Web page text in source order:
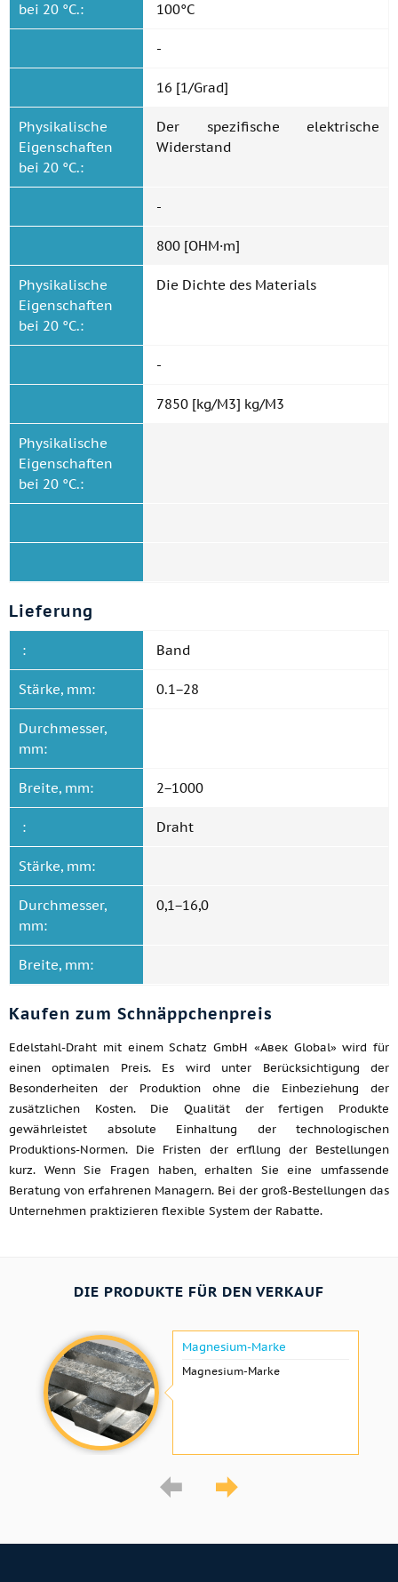
bei 20 °C.:
100°C
-
16 [1/Grad]
Physikalische
Eigenschaften
bei 20 °C.:
Der spezifische elektrische
Widerstand
-
800 [OHM·m]
Physikalische
Eigenschaften
bei 20 °C.:
Die Dichte des Materials
-
7850 [kg/M3] kg/M3
Physikalische
Eigenschaften
bei 20 °C.:
Lieferung
: Band
Stärke, mm: 0.1−28
Durchmesser,
mm:
Breite, mm: 2−1000
: Draht
Stärke, mm:
Durchmesser,
mm:
0,1−16,0
Breite, mm:
Kaufen zum Schnäppchenpreis
Edelstahl-Draht mit einem Schatz GmbH «Авек Global» wird für
einen optimalen Preis. Es wird unter Berücksichtigung der
Besonderheiten der Produktion ohne die Einbeziehung der
zusätzlichen Kosten. Die Qualität der fertigen Produkte
gewährleistet absolute Einhaltung der technologischen
Produktions-Normen. Die Fristen der erfllung der Bestellungen
kurz. Wenn Sie Fragen haben, erhalten Sie eine umfassende
Beratung von erfahrenen Managern. Bei der groß-Bestellungen das
Unternehmen praktizieren flexible System der Rabatte.
DIE PRODUKTE FÜR DEN VERKAUF
Magnesium-Marke
Magnesium-Marke